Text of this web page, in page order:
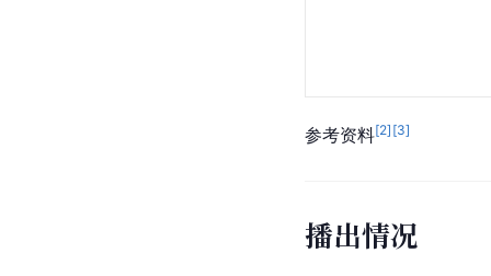
参考资料[2] [3]
播出情况